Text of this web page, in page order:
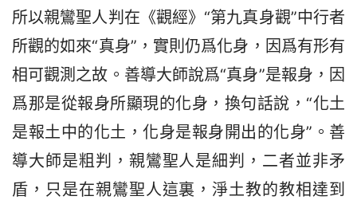
所以親鸞聖人判在《觀經》“第九真身觀”中行者
所觀的如來“真身”，實則仍爲化身，因爲有形有
相可觀測之故。善導大師說爲“真身”是報身，因
爲那是從報身所顯現的化身，換句話說，“化土
是報土中的化土，化身是報身開出的化身”。善
導大師是粗判，親鸞聖人是細判，二者並非矛
盾，只是在親鸞聖人這裏，淨土教的教相達到